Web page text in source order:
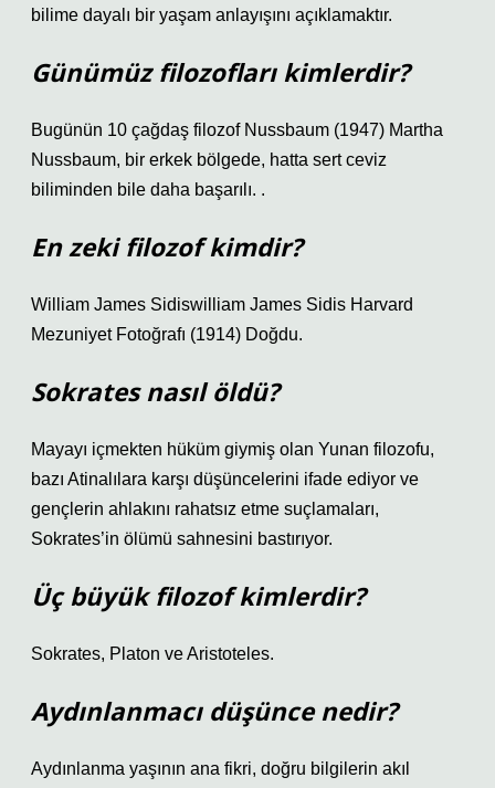
bilime dayalı bir yaşam anlayışını açıklamaktır.
Günümüz filozofları kimlerdir?
Bugünün 10 çağdaş filozof Nussbaum (1947) Martha
Nussbaum, bir erkek bölgede, hatta sert ceviz
biliminden bile daha başarılı. .
En zeki filozof kimdir?
William James Sidiswilliam James Sidis Harvard
Mezuniyet Fotoğrafı (1914) Doğdu.
Sokrates nasıl öldü?
Mayayı içmekten hüküm giymiş olan Yunan filozofu,
bazı Atinalılara karşı düşüncelerini ifade ediyor ve
gençlerin ahlakını rahatsız etme suçlamaları,
Sokrates’in ölümü sahnesini bastırıyor.
Üç büyük filozof kimlerdir?
Sokrates, Platon ve Aristoteles.
Aydınlanmacı düşünce nedir?
Aydınlanma yaşının ana fikri, doğru bilgilerin akıl